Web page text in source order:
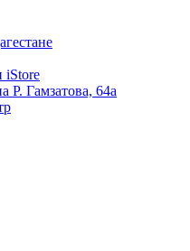
iStore
Р. Гамзатова, 64а